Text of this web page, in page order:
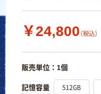
￥24,800 （税込）
販売単位：1個
記憶容量 512GB